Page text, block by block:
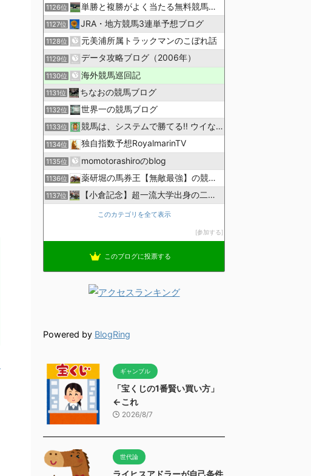
1126位 単勝と複勝がよく当たる無料競馬予想ブログ
1127位 JRA・地方競馬3連単予想ブログ
1128位 元美浦所属トラックマンのこぼれ話
1129位 データ攻略ブログ（2006年）
1130位 海外競馬巡回記
1131位 ちなおの競馬ブログ
1132位 世界一の競馬ブログ
1133位 競馬は、システムで勝てる!! ウイなび
1134位 独自指数予想RoyalmarinTV
1135位 momotorashiroのblog
1136位 薬研堀の馬券王【無敵最強】の競馬予想
1137位 【小倉記念】超一流大学出身の二人で理論競馬
このカテゴリを全て表示
参加する
このブログに投票する
Powered by BlogRing
ギャンブル
「宝くじの1番賢い買い方」
←これ
2026/8/7
世代論
ライヒスアドラーが自己条件